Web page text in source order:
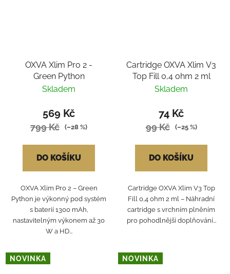
OXVA Xlim Pro 2 -
Green Python
Skladem
569 Kč
799 Kč (–28 %)
DO KOŠÍKU
OXVA Xlim Pro 2 – Green
Python je výkonný pod systém
s baterií 1300 mAh,
nastavitelným výkonem až 30
W a HD...
Cartridge OXVA Xlim V3
Top Fill 0,4 ohm 2 ml
Skladem
74 Kč
99 Kč (–25 %)
DO KOŠÍKU
Cartridge OXVA Xlim V3 Top
Fill 0,4 ohm 2 ml – Náhradní
cartridge s vrchním plněním
pro pohodlnější doplňování...
NOVINKA NOVINKA